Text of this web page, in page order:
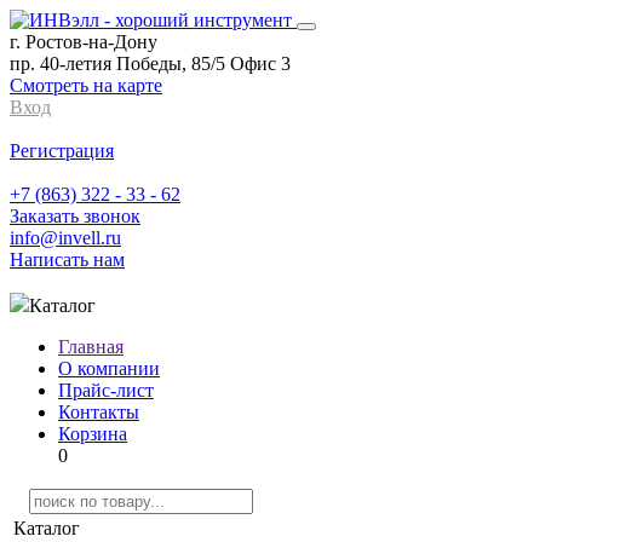
г. Ростов-на-Дону
пр. 40-летия Победы, 85/5 Офис 3
Смотреть на карте
Вход
Регистрация
+7 (863) 322 - 33 - 62
Заказать звонок
info@invell.ru
Написать нам
Каталог
Главная
О компании
Прайс-лист
Контакты
Корзина
0
Каталог